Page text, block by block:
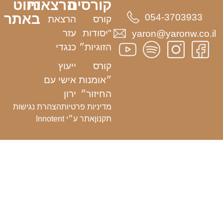
קורסים
קורס
"יסודות
הזוגיות״
קורס
״אומנות
החיזור״
הרצאות
הרצאת
עזר
כנגדי
ייעוץ
אישי עם
ירון
ניווט
באתר
מדיניות פרטיותהצהרת נגישות
תקנוןאתר ע״י Innotent
054-3703933
yaron@yaronw.co.il